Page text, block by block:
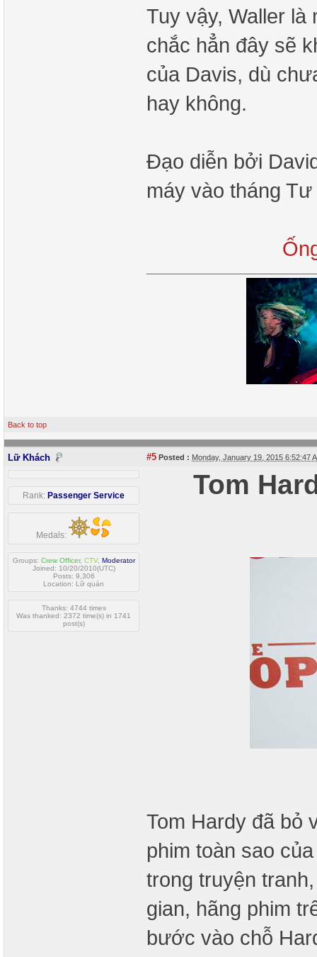
Tuy vậy, Waller là
chắc hẳn đây sẽ
của Davis, dù
hay không.
Đạo diễn bởi
máy vào tháng
Back to top
Lữ Khách #5 Posted : Monday, January 19, 2015 6:52:47
Rank: Passenger Service
Medals:
Groups: Crew Officer, CTV, Moderator
Joined: 10/20/2010(UTC)
Posts: 9,306
Location: Lữ quán
Thanks: 4744 times
Was thanked: 2372 time(s) in 1741
post(s)
Tom
Tom Hardy đã bỏ
phim toàn sao
trong truyện
gian, hãng phim
bước vào chỗ